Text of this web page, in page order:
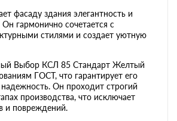
фасаду здания элегантность и
Он гармонично сочетается с
стилями и создает уютную
Выбор КСЛ 85 Стандарт Желтый
ГОСТ, что гарантирует его
надежность. Он проходит строгий
производства, что исключает
и повреждений.